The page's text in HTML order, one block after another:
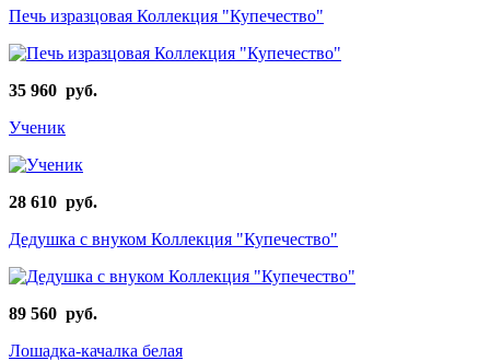
Печь изразцовая Коллекция "Купечество"
35 960 руб.
Ученик
28 610 руб.
Дедушка с внуком Коллекция "Купечество"
89 560 руб.
Лошадка-качалка белая